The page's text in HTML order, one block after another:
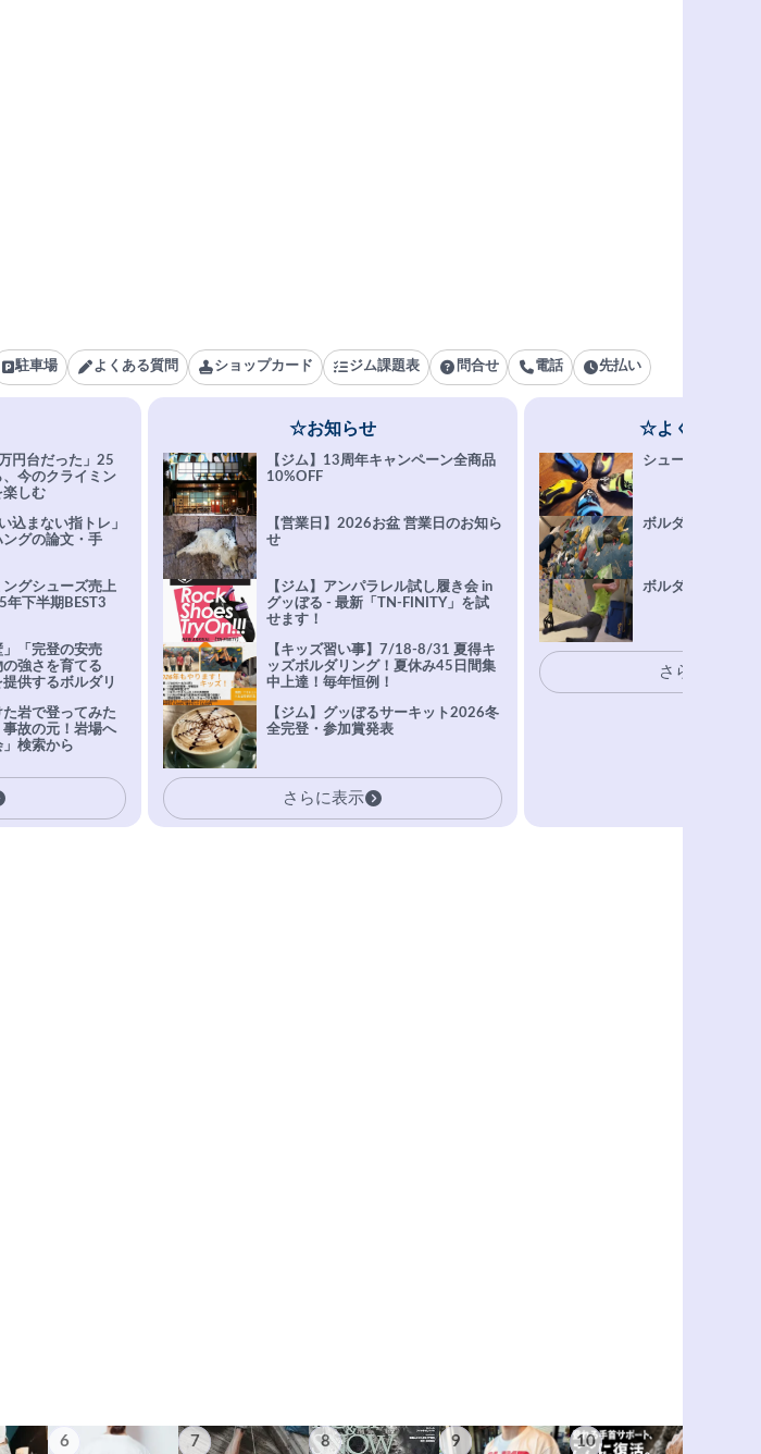
駐車場 よくある質問 ショップカード ジム課題表 問合せ 電話 先払い
円台だった」25
今のクライミン
楽しむ
込まない指トレ」
グの論文・手
ングシューズ売上
年下半期BEST3
」「完登の安売
の強さを育てる
提供するボルダリ
た岩で登ってみた
故の元！岩場へ
検索から
☆お知らせ
【ジム】13周年キャンペーン全商品
10%OFF
【営業日】2026お盆 営業日のお知ら
せ
【ジム】アンパラレル試し履き会 in
グッぼる - 最新「TN-FINITY」を試
せます！
【キッズ習い事】7/18-8/31 夏得キ
ッズボルダリング！夏休み45日間集
中上達！毎年恒例！
【ジム】グッぼるサーキット2026冬
全完登・参加賞発表
さらに表示
☆よくある質
シューズ選びFAQ
ボルダリング上達
ボルダリングトレ
さらに表示
6 7 8 9 10